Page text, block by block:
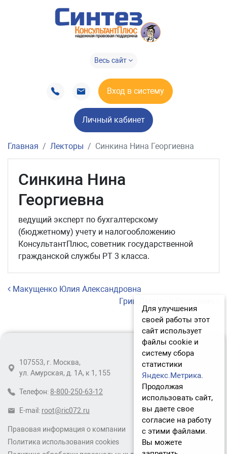
Весь сайт
Вход в систему
Личный кабинет
Главная Лекторы Синкина Нина Георгиевна
Синкина Нина
Георгиевна
ведущий эксперт по бухгалтерскому
(бюджетному) учету и налогообложению
КонсультантПлюс, советник государственной
гражданской службы РТ 3 класса.
Навигация по записям
Макущенко Юлия Александровна
Гриц Дмитрий Сергеевич
Правовая информация о компании
Политика использования cookies
107553, г. Москва,
ул. Амурская, д. 1А, к 1, 155
Телефон: 8-800-250-63-12
E-mail: root@ric072.ru
Для улучшения
своей работы этот
сайт использует
файлы cookie и
систему сбора
статистики
Яндекс.Метрика.
Продолжая
использовать сайт,
вы даете свое
согласие на работу
с этими файлами.
Вы можете